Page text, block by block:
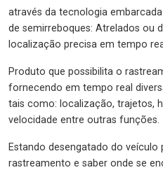
através da tecnologia
de semirreboques: Atrelados ou
localização precisa em tempo
Produto que possibilita o
fornecendo em tempo real
tais como: localização, trajetos,
velocidade entre outras funções.
Estando desengatado do
rastreamento e saber onde se